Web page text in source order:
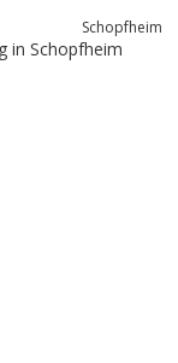
Schopfheim
CNC-Fertigung in Schopfheim